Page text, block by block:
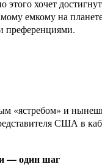
хочет
емкому на
преференциями.
«ястребом» и
США в
— один шаг